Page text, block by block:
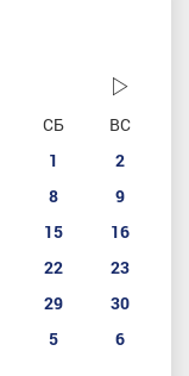
СБ
ВС
1
2
8
9
15
16
22
23
29
30
5 6